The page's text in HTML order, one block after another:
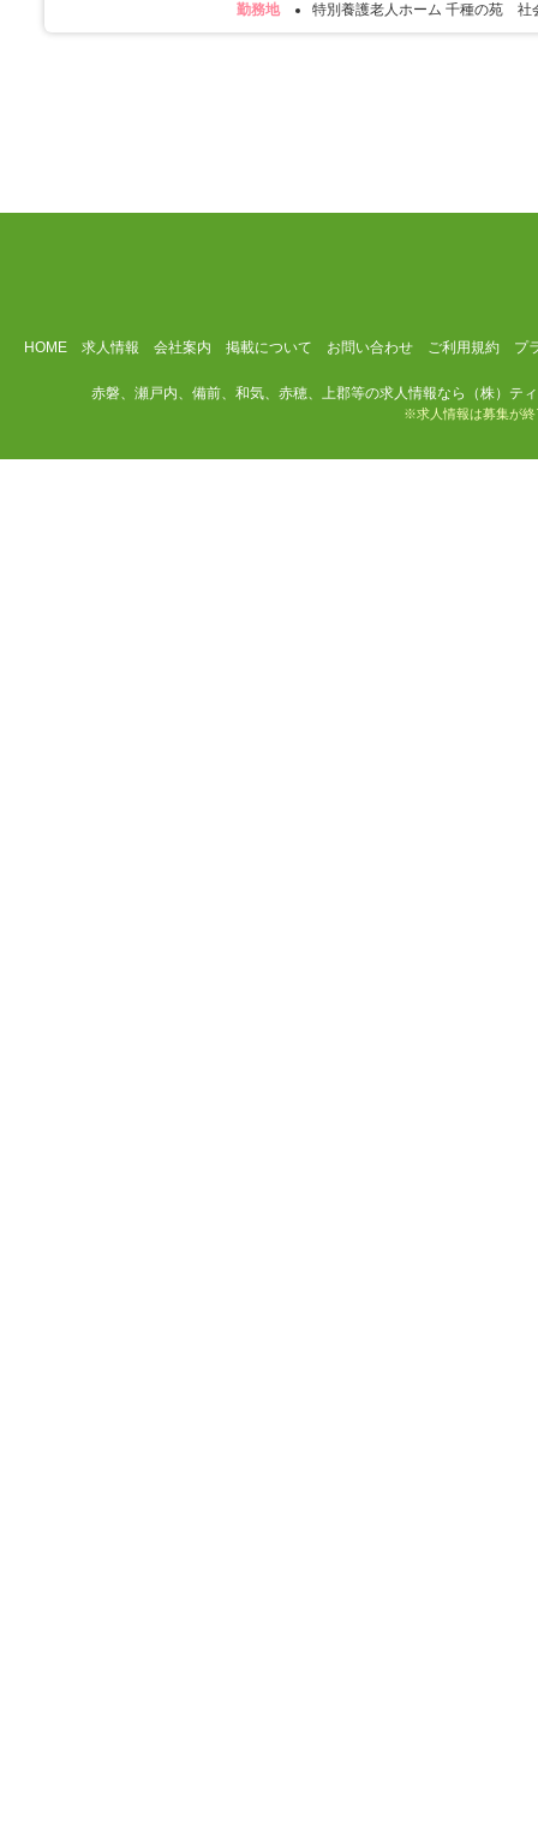
勤務地
特別養護老人ホーム 千種の苑 社
HOME 求人情報 会社案内 掲載について お問い合わせ ご利用規約 プ
赤磐、瀬戸内、備前、和気、赤穂、上郡等の求人情報なら（株）テ
※求人情報は募集が終